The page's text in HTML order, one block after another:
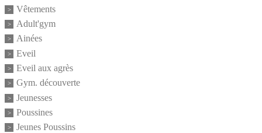
Vêtements
Adult'gym
Ainées
Eveil
Eveil aux agrès
Gym. découverte
Jeunesses
Poussines
Jeunes Poussins